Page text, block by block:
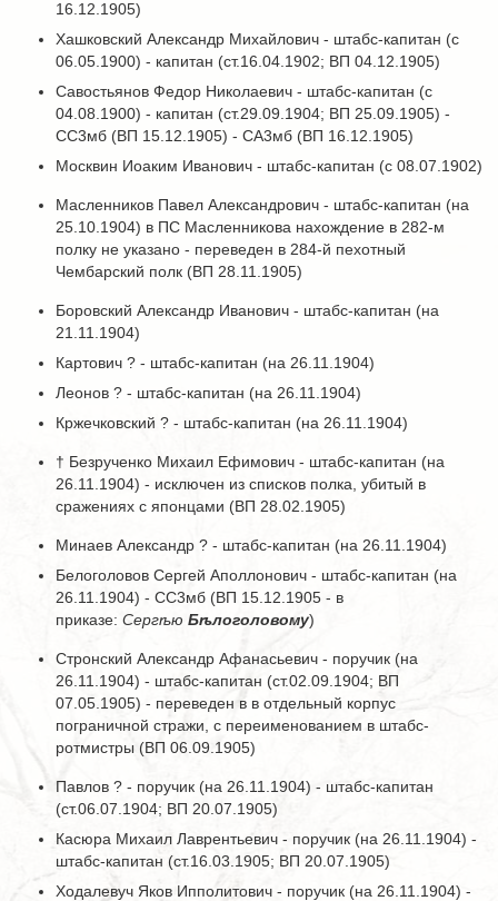
16.12.1905)
Хашковский Александр Михайлович - штабс-капитан (с
06.05.1900) - капитан (ст.16.04.1902; ВП 04.12.1905)
Савостьянов Федор Николаевич - штабс-капитан (с
04.08.1900) - капитан (ст.29.09.1904; ВП 25.09.1905) -
СС3мб (ВП 15.12.1905) - СА3мб (ВП 16.12.1905)
Москвин Иоаким Иванович - штабс-капитан (с 08.07.1902)
Масленников Павел Александрович - штабс-капитан (на
25.10.1904) в ПС Масленникова нахождение в 282-м
полку не указано - переведен в 284-й пехотный
Чембарский полк (ВП 28.11.1905)
Боровский Александр Иванович - штабс-капитан (на
21.11.1904)
Картович ? - штабс-капитан (на 26.11.1904)
Леонов ? - штабс-капитан (на 26.11.1904)
Кржечковский ? - штабс-капитан (на 26.11.1904)
† Безрученко Михаил Ефимович - штабс-капитан (на
26.11.1904) - исключен из списков полка, убитый в
сражениях с японцами (ВП 28.02.1905)
Минаев Александр ? - штабс-капитан (на 26.11.1904)
Белоголовов Сергей Аполлонович - штабс-капитан (на
26.11.1904) - СС3мб (ВП 15.12.1905 - в
приказе: Сергѣю Бѣлоголовому)
Стронский Александр Афанасьевич - поручик (на
26.11.1904) - штабс-капитан (ст.02.09.1904; ВП
07.05.1905) - переведен в в отдельный корпус
пограничной стражи, с переименованием в штабс-
ротмистры (ВП 06.09.1905)
Павлов ? - поручик (на 26.11.1904) - штабс-капитан
(ст.06.07.1904; ВП 20.07.1905)
Касюра Михаил Лаврентьевич - поручик (на 26.11.1904) -
штабс-капитан (ст.16.03.1905; ВП 20.07.1905)
Ходалевуч Яков Ипполитович - поручик (на 26.11.1904) -